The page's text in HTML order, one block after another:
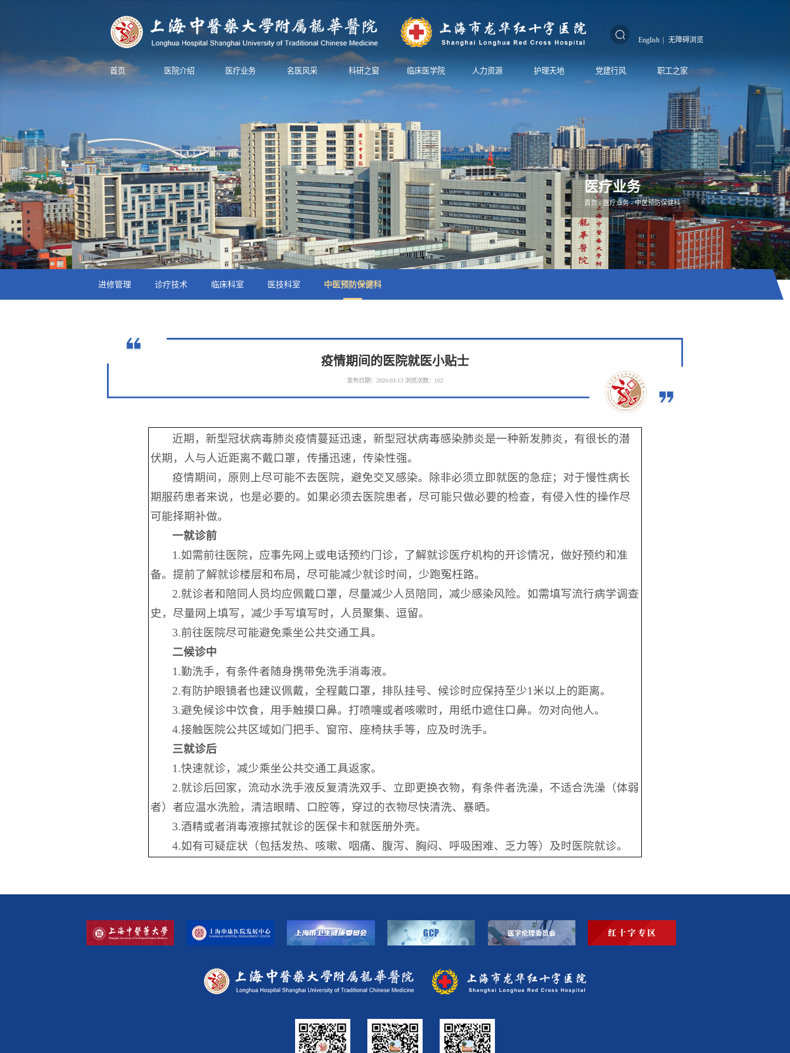
English | 无障碍浏览
首页 医院介绍 医疗业务 名医风采 科研之窗 临床医学院 人力资源 护理天地 党建行风 职工之家
医疗业务
首页- 医疗业务-中医预防保健科
进修管理 诊疗技术 临床科室 医技科室 中医预防保健科
疫情期间的医院就医小贴士
发布日期：2020-03-13 浏览次数： 102
近期，新型冠状病毒肺炎疫情蔓延迅速，新型冠状病毒感染肺炎是一种新发肺炎，有很长的潜
伏期，人与人近距离不戴口罩，传播迅速，传染性强。
疫情期间，原则上尽可能不去医院，避免交叉感染。除非必须立即就医的急症；对于慢性病长
期服药患者来说，也是必要的。如果必须去医院患者，尽可能只做必要的检查，有侵入性的操作尽
可能择期补做。
一就诊前
1.如需前往医院，应事先网上或电话预约门诊，了解就诊医疗机构的开诊情况，做好预约和准
备。提前了解就诊楼层和布局，尽可能减少就诊时间，少跑冤枉路。
2.就诊者和陪同人员均应佩戴口罩，尽量减少人员陪同，减少感染风险。如需填写流行病学调查
史，尽量网上填写，减少手写填写时，人员聚集、逗留。
3.前往医院尽可能避免乘坐公共交通工具。
二候诊中
1.勤洗手，有条件者随身携带免洗手消毒液。
2.有防护眼镜者也建议佩戴，全程戴口罩，排队挂号、候诊时应保持至少1米以上的距离。
3.避免候诊中饮食，用手触摸口鼻。打喷嚏或者咳嗽时，用纸巾遮住口鼻。勿对向他人。
4.接触医院公共区域如门把手、窗帘、座椅扶手等，应及时洗手。
三就诊后
1.快速就诊，减少乘坐公共交通工具返家。
2.就诊后回家，流动水洗手液反复清洗双手、立即更换衣物，有条件者洗澡，不适合洗澡（体弱
者）者应温水洗脸，清洁眼睛、口腔等，穿过的衣物尽快清洗、暴晒。
3.酒精或者消毒液擦拭就诊的医保卡和就医册外壳。
4.如有可疑症状（包括发热、咳嗽、咽痛、腹泻、胸闷、呼吸困难、乏力等）及时医院就诊。